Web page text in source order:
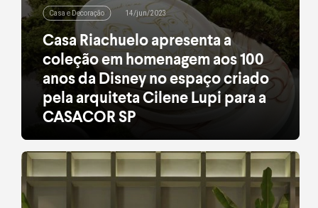
Casa e Decoração 14/jun/2023
Casa Riachuelo apresenta a
coleção em homenagem aos 100
anos da Disney no espaço criado
pela arquiteta Cilene Lupi para a
CASACOR SP
O Espaço conta com 88m² e busca criar um
equilíbrio entre trabalho, descanso e lazer para os
jovens da Geração Z.
leia mais